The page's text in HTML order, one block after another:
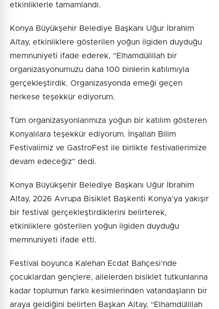
etkinliklerle tamamlandı.
Konya Büyükşehir Belediye Başkanı Uğur İbrahim
Altay, etkinliklere gösterilen yoğun ilgiden duyduğu
memnuniyeti ifade ederek, “Elhamdülillah bir
organizasyonumuzu daha 100 binlerin katılımıyla
gerçekleştirdik. Organizasyonda emeği geçen
herkese teşekkür ediyorum.
Tüm organizasyonlarımıza yoğun bir katılım gösteren
Konyalılara teşekkür ediyorum. İnşallah Bilim
Festivalimiz ve GastroFest ile birlikte festivallerimize
devam edeceğiz” dedi.
Konya Büyükşehir Belediye Başkanı Uğur İbrahim
Altay, 2026 Avrupa Bisiklet Başkenti Konya’ya yakışır
bir festival gerçekleştirdiklerini belirterek,
etkinliklere gösterilen yoğun ilgiden duyduğu
memnuniyeti ifade etti.
Festival boyunca Kalehan Ecdat Bahçesi’nde
çocuklardan gençlere, ailelerden bisiklet tutkunlarına
kadar toplumun farklı kesimlerinden vatandaşların bir
araya geldiğini belirten Başkan Altay, “Elhamdülillah